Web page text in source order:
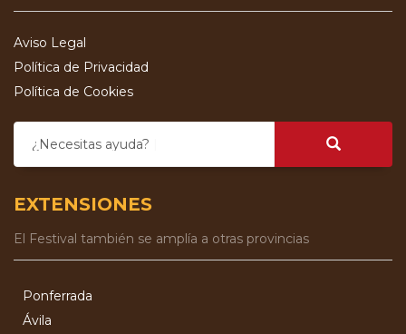
Aviso Legal
Política de Privacidad
Política de Cookies
¿Necesitas ayuda?
EXTENSIONES
El Festival también se amplía a otras provincias
Ponferrada
Ávila